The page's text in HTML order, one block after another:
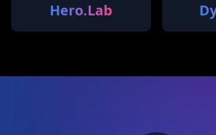
Hero.Lab